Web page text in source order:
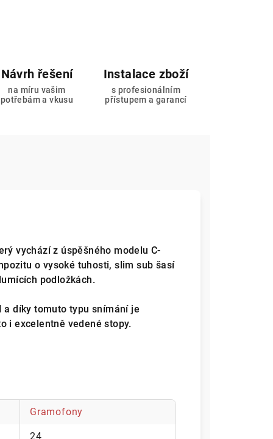
Návrh řešení
na míru vašim
potřebám a vkusu
Instalace zboží
s profesionálním
přístupem a garancí
vychází z úspěšného modelu C-
o vysoké tuhosti, slim sub šasí
podložkách.
a díky tomuto typu snímání je
i excelentně vedené stopy.
Gramofony
24